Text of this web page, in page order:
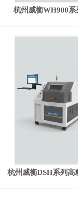
杭州威衡WH900
杭州威衡DSH系列高